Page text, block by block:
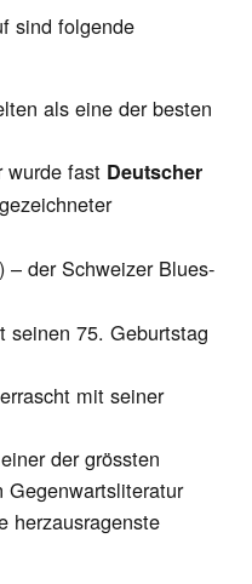
sind folgende
als eine der besten
wurde fast Deutscher
– der Schweizer Blues-
75. Geburtstag
mit seiner
der grössten
Gegenwartsliteratur
herzausragenste